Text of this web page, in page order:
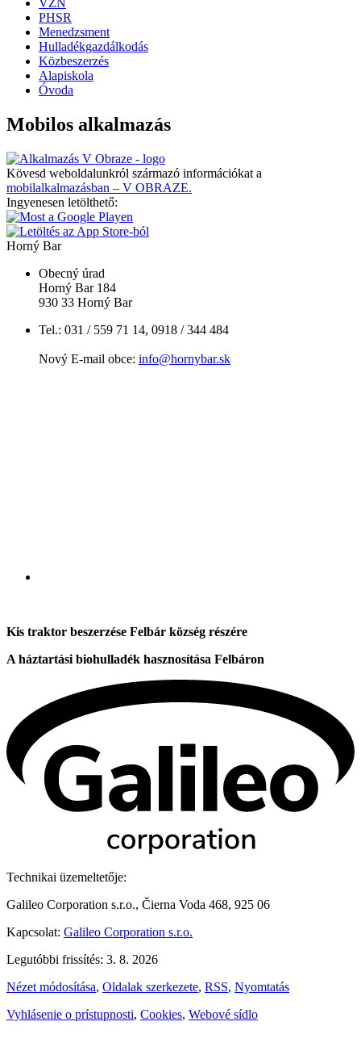
VZN
PHSR
Menedzsment
Hulladékgazdálkodás
Közbeszerzés
Alapiskola
Óvoda
Mobilos alkalmazás
Kövesd weboldalunkról származó információkat a
mobilalkalmazásban – V OBRAZE.
Ingyenesen letölthető:
Horný Bar
Obecný úrad
Horný Bar 184
930 33 Horný Bar
Tel.: 031 / 559 71 14, 0918 / 344 484
Nový E-mail obce: info@hornybar.sk
Kis traktor beszerzése Felbár község részére
A háztartási biohulladék hasznosítása Felbáron
Technikai üzemeltetője:
Galileo Corporation s.r.o., Čierna Voda 468, 925 06
Kapcsolat: Galileo Corporation s.r.o.
Legutóbbi frissítés: 3. 8. 2026
Nézet módosítása, Oldalak szerkezete, RSS, Nyomtatás
Vyhlásenie o prístupnosti, Cookies, Webové sídlo